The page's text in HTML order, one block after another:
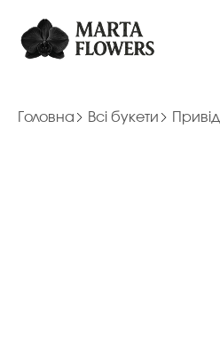
Головна Всі букети Привід